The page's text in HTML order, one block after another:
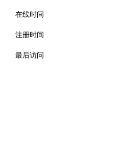
在线时间
注册时间
最后访问